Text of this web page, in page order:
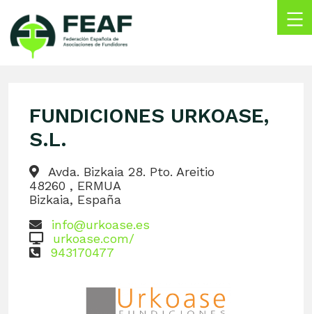
content
Asociaciones
Fundidores
FUNDICIONES URKOASE,
S.L.
Avda. Bizkaia 28. Pto. Areitio
48260 , ERMUA
Bizkaia, España
info@urkoase.es
urkoase.com/
943170477